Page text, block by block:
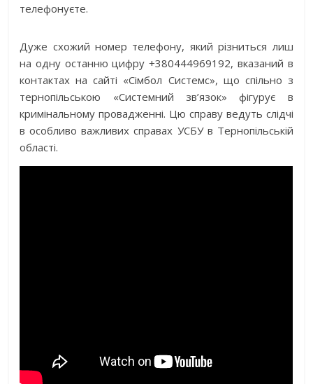
телефонуєте.
Дуже схожий номер телефону, який різниться лиш
на одну останню цифру +380444969192, вказаний в
контактах на сайті «Сімбол Системс», що спільно з
тернопільською «Системний зв’язок» фігурує в
кримінальному провадженні. Цю справу ведуть слідчі
в особливо важливих справах УСБУ в Тернопільській
області.